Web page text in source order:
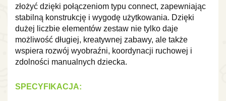
złożyć dzięki połączeniom typu connect, zapewniając
stabilną konstrukcję i wygodę użytkowania. Dzięki
dużej liczbie elementów zestaw nie tylko daje
możliwość długiej, kreatywnej zabawy, ale także
wspiera rozwój wyobraźni, koordynacji ruchowej i
zdolności manualnych dziecka.
SPECYFIKACJA: